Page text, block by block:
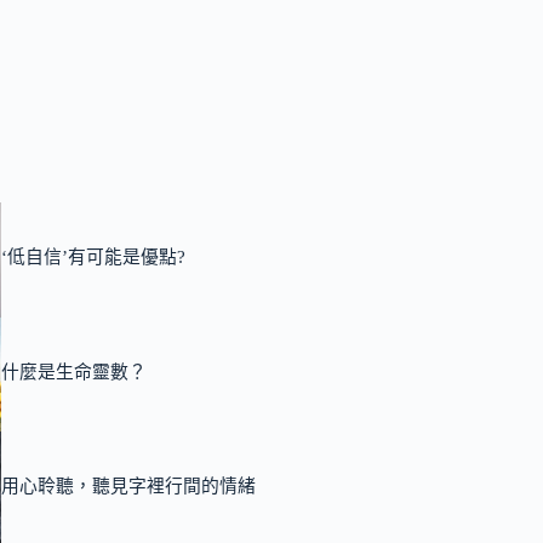
‘低自信’有可能是優點?
什麼是生命靈數？
用心聆聽，聽見字裡行間的情緒